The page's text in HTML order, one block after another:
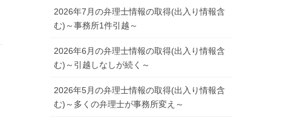
2026年7月の弁理士情報の取得(出入り情報含
む)～事務所1件引越～
2026年6月の弁理士情報の取得(出入り情報含
む)～引越しなしが続く～
2026年5月の弁理士情報の取得(出入り情報含
む)～多くの弁理士が事務所変え～